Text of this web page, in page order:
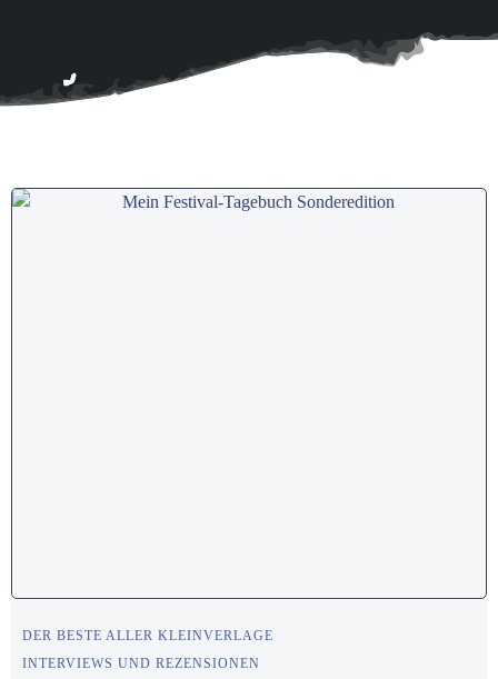
DER BESTE ALLER KLEINVERLAGE
INTERVIEWS UND REZENSIONEN